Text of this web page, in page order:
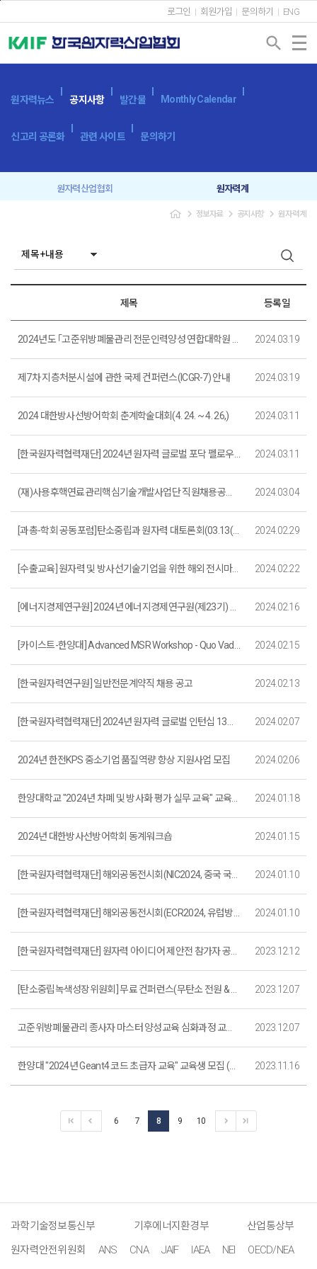
로그인 회원가입 문의하기 ENG
search
원자력뉴스 공지사항 발간물 Monthly Calendar
신고리 공론화 관련 사이트 문의하기
원자력산업협회 원자력계
navigate_next 정보자료 navigate_next 공지사항 navigate_next 원자력계
제목 등록일
2024년도 ｢고준위방폐물관리 전문인력양성 연합대학원 지원사업｣ 수행기관 선정 공모 2024.03.19
제7차 지층처분시설에 관한 국제 컨퍼런스(ICGR-7) 안내 2024.03.19
2024 대한방사선방어학회 춘계학술대회(4. 24. ~ 4. 26,) 2024.03.11
[한국원자력협력재단] 2024년 원자력 글로벌 포닥 펠로우십 참가자 모집(~5. 12.까지) 2024.03.11
(재)사용후핵연료관리핵심기술개발사업단 직원채용공고(~3. 20.까지) 2024.03.04
[과총-학회 공동포럼]탄소중립과 원자력 대토론회(03.13(수) 14:00) 2024.02.29
[수출교육] 원자력 및 방사선기술기업을 위한 해외 전시마케팅과정 교육안내(대전, 3.27(수)) 2024.02.22
[에너지경제연구원] 2024년 에너지경제연구원(제23기) 교육생 모집 안내(2. 21. ~ 3. 10.) 2024.02.16
[카이스트-한양대] Advanced MSR Workshop - Quo Vadis MSR ? 모집 2024.02.15
[한국원자력연구원] 일반전문계약직 채용 공고 2024.02.13
[한국원자력협력재단] 2024년 원자력 글로벌 인턴십 13기 참가자 모집 2024.02.07
2024년 한전KPS 중소기업 품질역량 향상 지원사업 모집 2024.02.06
한양대학교 "2024년 차폐 및 방사화 평가 실무 교육" 교육생 모집(~2. 15.) 2024.01.18
2024년 대한방사선방어학회 동계워크숍 2024.01.15
[한국원자력협력재단] 해외공동전시회(NIC2024, 중국 국제원자력산업전시회) 참여기업 모집(~1/17까지) 2024.01.10
[한국원자력협력재단] 해외공동전시회(ECR2024, 유럽방사선학회 및 전시회) 참여기업 모집(~1/17까지) 2024.01.10
[한국원자력협력재단] 원자력 아이디어 제안전 참가자 공고(~12.29(금) 18시) 2023.12.12
[탄소중립녹색성장위원회] 무료 컨퍼런스(무탄소 전원 & 전력계통) 참석 안내(12/8) 2023.12.07
고준위방폐물관리 종사자 마스터 양성교육 심화과정 교육생 모집 2023.12.07
한양대 "2024년 Geant4 코드 초급자 교육" 교육생 모집 (~12. 29.까지) 2023.11.16
6 7 8 9 10
과학기술정보통신부 기후에너지환경부
산업통상부
원자력안전위원회
ANS CNA JAIF IAEA NEI
OECD/NEA